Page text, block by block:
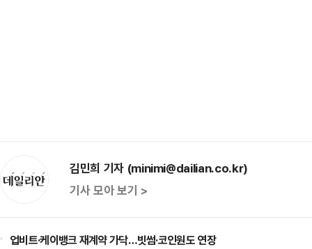
김민희 기자 (minimi@dailian.co.kr)
기사 모아 보기 >
업비트·케이뱅크 재계약 가닥…빗썸·코인원도 연장